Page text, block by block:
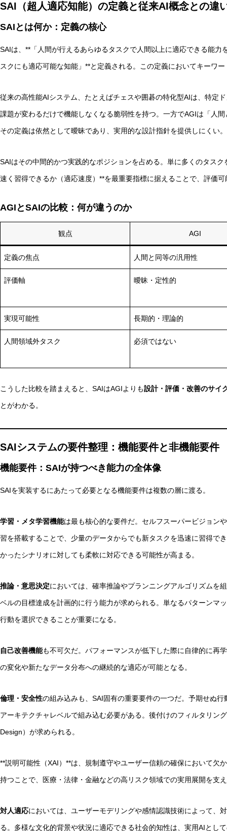
SAI（超人適応知能）の定義と従来AI概念との違
SAIとは何か：定義の核心
SAIは、**「人間が行えるあらゆるタスクで人間以上に適応できる能
スクにも適応可能な知能」**と定義される。この定義においてキーワ
従来の高性能AIシステム、たとえばチェスや囲碁の特化型AIは、特定
課題が変わるだけで機能しなくなる脆弱性を持つ。一方でAGIは「人
その定義は依然として曖昧であり、実用的な設計指針を提供しにくい。
SAIはその中間的かつ実践的なポジションを占める。単に多くのタス
速く習得できるか（適応速度）**を最重要指標に据えることで、評価
AGIとSAIの比較：何が違うのか
観点 AGI
定義の焦点 人間と同等の汎用性
評価軸 曖昧・定性的
実現可能性 長期的・理論的
人間領域外タスク 必須ではない
こうした比較を踏まえると、SAIはAGIよりも設計・評価・改善のサイ
とがわかる。
SAIシステムの要件整理：機能要件と非機能要件
機能要件：SAIが持つべき能力の全体像
SAIを実装するにあたって必要となる機能要件は複数の層に渡る。
学習・メタ学習機能は最も核心的な要件だ。セルフスーパービジョン
習を搭載することで、少量のデータからでも新タスクを迅速に習得で
かったシナリオに対しても柔軟に対応できる可能性が高まる。
推論・意思決定においては、確率推論やプランニングアルゴリズムを
ベルの目標達成を計画的に行う能力が求められる。単なるパターンマ
行動を選択できることが重要になる。
自己改善機能も不可欠だ。パフォーマンスが低下した際に自律的に再
の変化や新たなデータ分布への継続的な適応が可能となる。
倫理・安全性の組み込みも、SAI固有の重要要件の一つだ。予期せぬ
アーキテクチャレベルで組み込む必要がある。後付けのフィルタリン
Design）が求められる。
**説明可能性（XAI）**は、規制遵守やユーザー信頼の確保において欠
持つことで、医療・法律・金融などの高リスク領域での実用展開を支
対人適応においては、ユーザーモデリングや感情認識技術によって、
る。多様な文化的背景や状況に適応できる社会的知性は、実用AIとし